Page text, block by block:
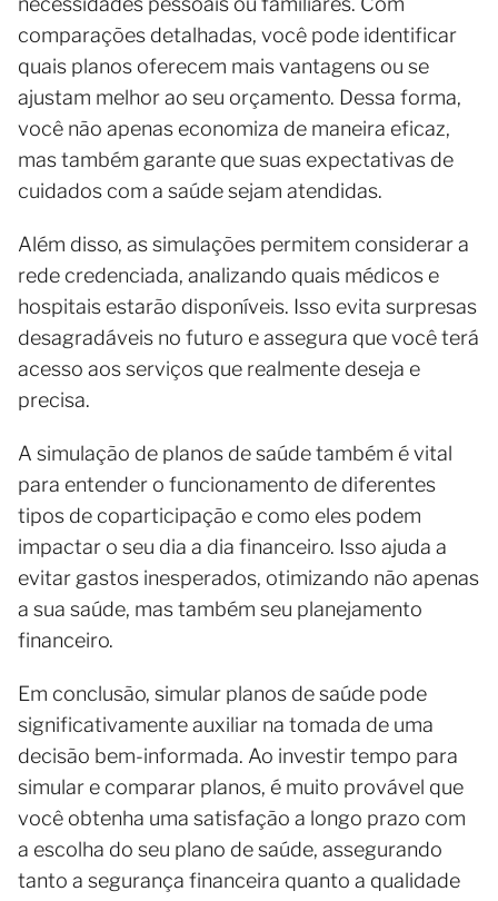
comparações detalhadas, você pode identificar
quais planos oferecem mais vantagens ou se
ajustam melhor ao seu orçamento. Dessa forma,
você não apenas economiza de maneira eficaz,
mas também garante que suas expectativas de
cuidados com a saúde sejam atendidas.
Além disso, as simulações permitem considerar a
rede credenciada, analizando quais médicos e
hospitais estarão disponíveis. Isso evita surpresas
desagradáveis no futuro e assegura que você terá
acesso aos serviços que realmente deseja e
precisa.
A simulação de planos de saúde também é vital
para entender o funcionamento de diferentes
tipos de coparticipação e como eles podem
impactar o seu dia a dia financeiro. Isso ajuda a
evitar gastos inesperados, otimizando não apenas
a sua saúde, mas também seu planejamento
financeiro.
Em conclusão, simular planos de saúde pode
significativamente auxiliar na tomada de uma
decisão bem-informada. Ao investir tempo para
simular e comparar planos, é muito provável que
você obtenha uma satisfação a longo prazo com
a escolha do seu plano de saúde, assegurando
tanto a segurança financeira quanto a qualidade